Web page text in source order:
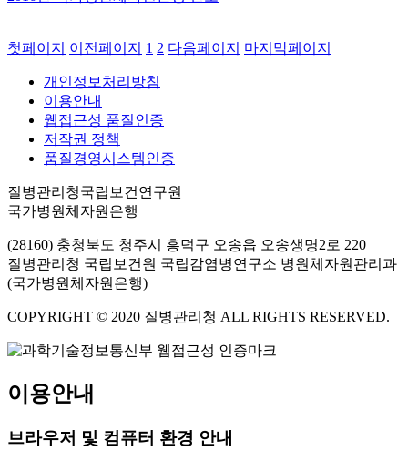
첫페이지 이전페이지 1 2 다음페이지 마지막페이지
개인정보처리방침
이용안내
웹접근성 품질인증
저작권 정책
품질경영시스템인증
질병관리청국립보건연구원
국가병원체자원은행
(28160) 충청북도 청주시 흥덕구 오송읍 오송생명2로 220
질병관리청 국립보건원 국립감염병연구소 병원체자원관리과
(국가병원체자원은행)
COPYRIGHT © 2020 질병관리청 ALL RIGHTS RESERVED.
이용안내
브라우저 및 컴퓨터 환경 안내